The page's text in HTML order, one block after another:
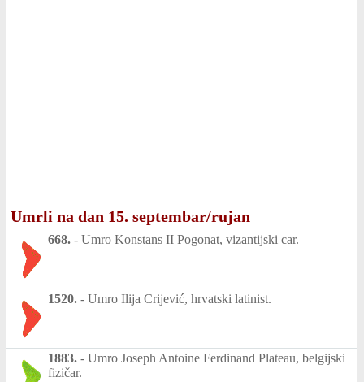
Umrli na dan 15. septembar/rujan
668. - Umro Konstans II Pogonat, vizantijski car.
1520. - Umro Ilija Crijević, hrvatski latinist.
1883. - Umro Joseph Antoine Ferdinand Plateau, belgijski
fizičar.